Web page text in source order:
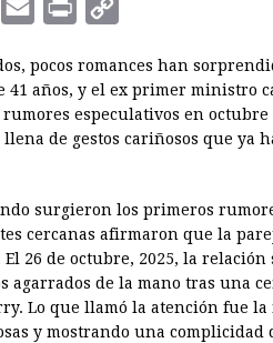
a
i
l
i
n
t
p
y
L
n
k
pocos romances han
41 años, y el ex primer ministro
rumores especulativos en
de gestos cariñosos que ya
surgieron los primeros
cercanas afirmaron que la
26 de octubre, 2025, la relación
de la mano tras una
Lo que llamó la atención fue
y mostrando una complicidad